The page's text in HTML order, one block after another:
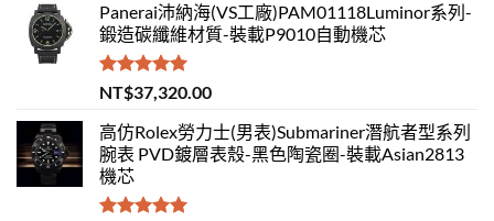
Panerai沛納海(VS工廠)PAM01118Luminor系列-
鍛造碳纖維材質-裝載P9010自動機芯
評分5.00
滿分 5
NT$37,320.00
高仿Rolex勞力士(男表)Submariner潛航者型系列
腕表 PVD鍍層表殼-黑色陶瓷圈-裝載Asian2813
機芯